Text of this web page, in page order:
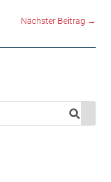
Nächster Beitrag →